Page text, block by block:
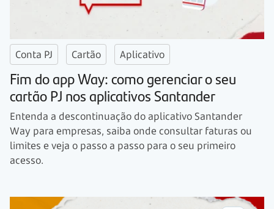
Conta PJ Cartão Aplicativo
Fim do app Way: como gerenciar o seu
cartão PJ nos aplicativos Santander
Entenda a descontinuação do aplicativo Santander
Way para empresas, saiba onde consultar faturas ou
limites e veja o passo a passo para o seu primeiro
acesso.